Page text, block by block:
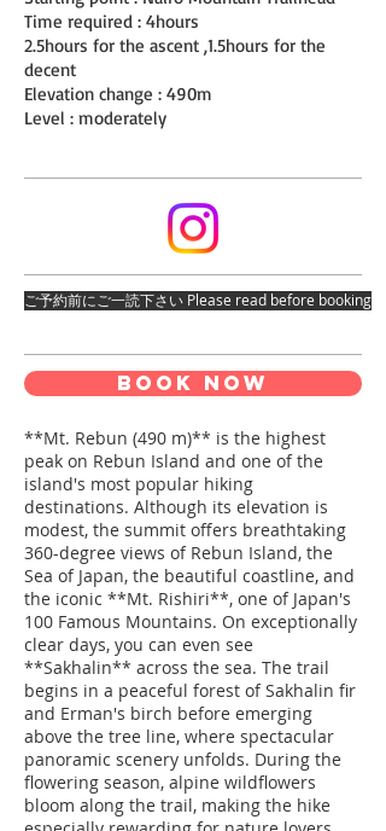
Time required : 4hours
2.5hours for the ascent ,1.5hours for the
decent
Elevation change : 490m
Level : moderately
ご予約前にご一読下さい Please read before booking
BOOK NOW
**Mt. Rebun (490 m)** is the highest
peak on Rebun Island and one of the
island's most popular hiking
destinations. Although its elevation is
modest, the summit offers breathtaking
360-degree views of Rebun Island, the
Sea of Japan, the beautiful coastline, and
the iconic **Mt. Rishiri**, one of Japan's
100 Famous Mountains. On exceptionally
clear days, you can even see
**Sakhalin** across the sea. The trail
begins in a peaceful forest of Sakhalin fir
and Erman's birch before emerging
above the tree line, where spectacular
panoramic scenery unfolds. During the
flowering season, alpine wildflowers
bloom along the trail, making the hike